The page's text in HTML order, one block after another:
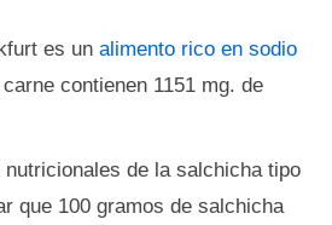
es un alimento rico en sodio
contienen 1151 mg. de
de la salchicha tipo
que 100 gramos de salchicha